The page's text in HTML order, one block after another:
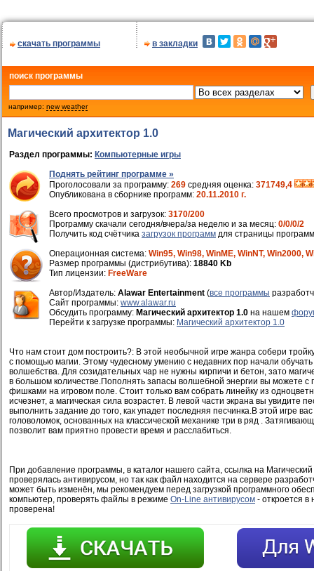
скачать программы в закладки
поиск программы
например: new weather
Магический архитектор 1.0
Раздел программы: Компьютерные игры
Поднять рейтинг программе »
Проголосовали за программу: 269 средняя оценка: 371749,4
Опубликована в сборнике программ: 20.11.2010 г.
Всего просмотров и загрузок: 3170/200
Программу скачали сегодня/вчера/за неделю и за месяц: 0/0/0/2
Получить код счётчика загрузок программ для страницы
Операционная система: Win95, Win98, WinME, WinNT, Win2000,
Размер программы (дистрибутива): 18840 Kb
Тип лицензии: FreeWare
Автор/Издатель: Alawar Entertainment (все программы
Cайт программы: www.alawar.ru
Обсудить программу: Магический архитектор 1.0 на нашем
Перейти к загрузке программы: Магический архитектор 1.0
Что нам стоит дом построить?: В этой необычной игре жанра собери
с помощью магии. Этому чудесному умению с недавних пор начали обучать
волшебства. Для созидательных чар не нужны кирпичи и бетон, зато
в большом количестве.Пополнять запасы волшебной энергии вы можете
фишками на игровом поле. Стоит только вам собрать линейку из
исчезнет, а магическая сила возрастет. В левой части экрана вы увидите
выполнить задание до того, как упадет последняя песчинка.В этой игре
головоломок, основанных на классической механике три в ряд .
позволит вам приятно провести время и расслабиться.
При добавление программы, в каталог нашего сайта, ссылка на
проверялась антивирусом, но так как файл находится на сервере
может быть изменён, мы рекомендуем перед загрузкой программного
компьютер, проверять файлы в режиме On-Line антивирусом - откроется в
проверена!